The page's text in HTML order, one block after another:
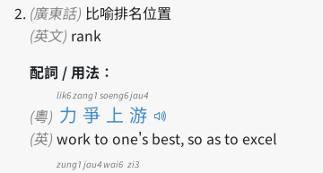
(廣東話) 比喻排名位置
(英文) rank
配詞 / 用法：
(粵) 力爭上游
lik6 zang1 soeng6 jau4
(英) work to one's best, so as to excel
zung1 jau4wai6 zi3